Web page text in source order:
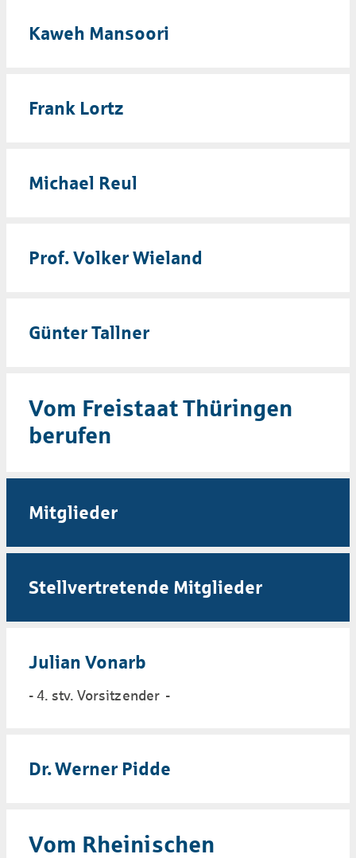
Kaweh Mansoori
Frank Lortz
Michael Reul
Prof. Volker Wieland
Günter Tallner
Vom Freistaat Thüringen
berufen
Mitglieder
Stellvertretende Mitglieder
Julian Vonarb
- 4. stv. Vorsitzender -
Dr.Werner Pidde
Vom Rheinischen